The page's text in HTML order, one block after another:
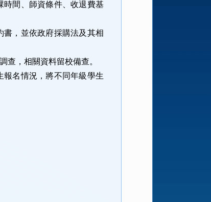
時間、師資條件、收退費基
書，並依政府採購法及其相
查，相關資料留校備查。
報名情況，將不同年級學生